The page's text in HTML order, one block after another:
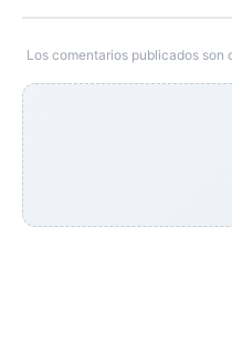
Los comentarios publicados son